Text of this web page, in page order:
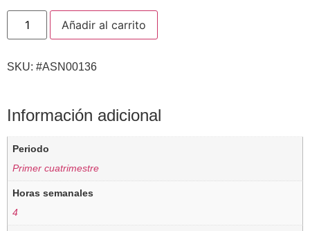
Añadir al carrito
SKU: #ASN00136
Información adicional
Periodo
Primer cuatrimestre
Horas semanales
4